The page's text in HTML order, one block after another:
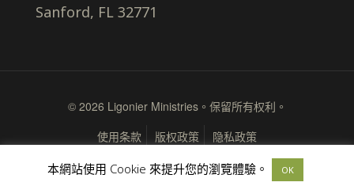
Sanford, FL 32771
© 2026 Ligonier Ministries。保留所有权利。
使用条款
版权政策 隐私政策
本網站使用 Cookie 來提升您的瀏覽體驗。 OK